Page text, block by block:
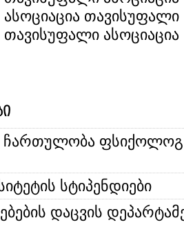
ასოციაცია თავისუფალი
თავისუფალი ასოციაცია
ჩართულობა
სტიპენდიები
დაცვის